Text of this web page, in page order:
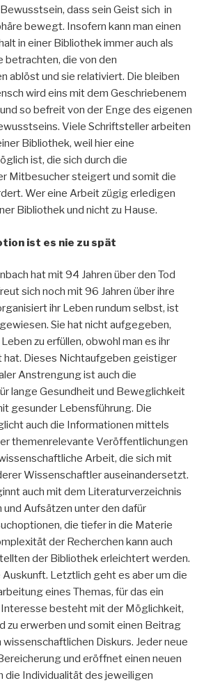
dass sein Geist sich in
bewegt. Insofern kann man einen
in einer Bibliothek immer auch als
betrachten, die von den
ablöst und sie relativiert. Die bleiben
wird eins mit dem Geschriebenem
so befreit von der Enge des eigenen
Viele Schriftsteller arbeiten
Bibliothek, weil hier eine
ist, die sich durch die
Mitbesucher steigert und somit die
Wer eine Arbeit zügig erledigen
Bibliothek und nicht zu Hause.
ist es nie zu spät
hat mit 94 Jahren über den Tod
sich noch mit 96 Jahren über ihre
ihr Leben rundum selbst, ist
Sie hat nicht aufgegeben,
zu erfüllen, obwohl man es ihr
hat. Dieses Nichtaufgeben geistiger
Anstrengung ist auch die
lange Gesundheit und Beweglichkeit
gesunder Lebensführung. Die
auch die Informationen mittels
themenrelevante Veröffentlichungen
Arbeit, die sich mit
Wissenschaftler auseinandersetzt.
auch mit dem Literaturverzeichnis
und Aufsätzen unter den dafür
die tiefer in die Materie
der Recherchen kann auch
der Bibliothek erleichtert werden.
Letztlich geht es aber um die
eines Themas, für das ein
besteht mit der Möglichkeit,
zu erwerben und somit einen Beitrag
wissenschaftlichen Diskurs. Jeder neue
und eröffnet einen neuen
die Individualität des jeweiligen